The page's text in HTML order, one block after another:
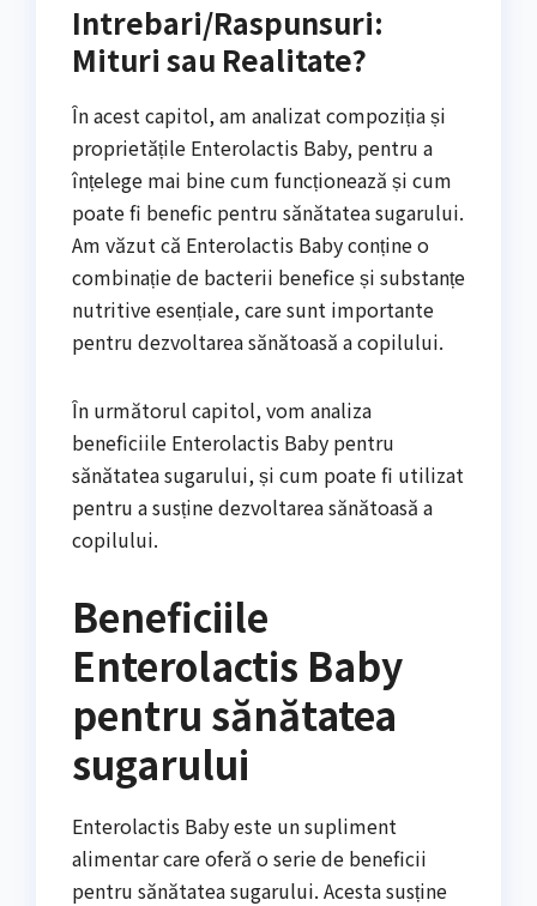
Intrebari/Raspunsuri:
Mituri sau Realitate?
În acest capitol, am analizat compoziția și
proprietățile Enterolactis Baby, pentru a
înțelege mai bine cum funcționează și cum
poate fi benefic pentru sănătatea sugarului.
Am văzut că Enterolactis Baby conține o
combinație de bacterii benefice și substanțe
nutritive esențiale, care sunt importante
pentru dezvoltarea sănătoasă a copilului.
În următorul capitol, vom analiza
beneficiile Enterolactis Baby pentru
sănătatea sugarului, și cum poate fi utilizat
pentru a susține dezvoltarea sănătoasă a
copilului.
Beneficiile
Enterolactis Baby
pentru sănătatea
sugarului
Enterolactis Baby este un supliment
alimentar care oferă o serie de beneficii
pentru sănătatea sugarului. Acesta susține